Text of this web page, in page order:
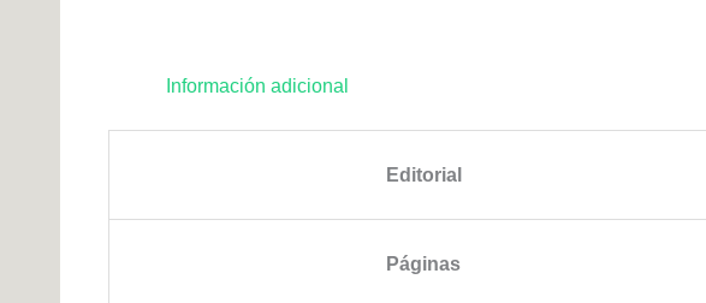
Información adicional
Editorial
Páginas